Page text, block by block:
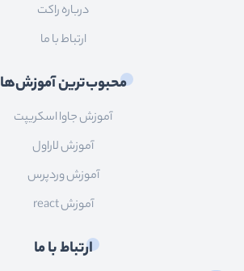
درباره راکت
ارتباط با ما
محبوب‌ترین آموزش‌ها
آموزش جاوا اسکریپت
آموزش لاراول
آموزش وردپرس
آموزش react
ارتباط با ما